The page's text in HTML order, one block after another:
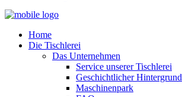
Home
Die Tischlerei
Das Unternehmen
Service unserer Tischlerei
Geschichtlicher Hintergrund
Maschinenpark